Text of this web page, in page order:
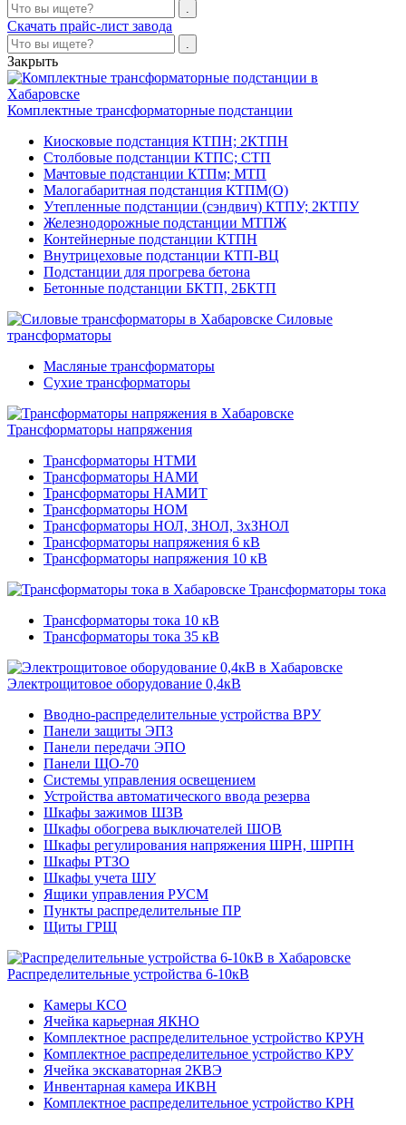
Скачать прайс-лист завода
Закрыть
Комплектные трансформаторные подстанции
Киосковые подстанция КТПН; 2КТПН
Столбовые подстанции КТПС; СТП
Мачтовые подстанции КТПм; МТП
Малогабаритная подстанция КТПМ(О)
Утепленные подстанции (сэндвич) КТПУ; 2КТПУ
Железнодорожные подстанции МТПЖ
Контейнерные подстанции КТПН
Внутрицеховые подстанции КТП-ВЦ
Подстанции для прогрева бетона
Бетонные подстанции БКТП, 2БКТП
Силовые
трансформаторы
Масляные трансформаторы
Сухие трансформаторы
Трансформаторы напряжения
Трансформаторы НТМИ
Трансформаторы НАМИ
Трансформаторы НАМИТ
Трансформаторы НОМ
Трансформаторы НОЛ, ЗНОЛ, 3хЗНОЛ
Трансформаторы напряжения 6 кВ
Трансформаторы напряжения 10 кВ
Трансформаторы тока
Трансформаторы тока 10 кВ
Трансформаторы тока 35 кВ
Электрощитовое оборудование 0,4кВ
Вводно-распределительные устройства ВРУ
Панели защиты ЭПЗ
Панели передачи ЭПО
Панели ЩО-70
Системы управления освещением
Устройства автоматического ввода резерва
Шкафы зажимов ШЗВ
Шкафы обогрева выключателей ШОВ
Шкафы регулирования напряжения ШРН, ШРПН
Шкафы РТЗО
Шкафы учета ШУ
Ящики управления РУСМ
Пункты распределительные ПР
Щиты ГРЩ
Распределительные устройства 6-10кВ
Камеры КСО
Ячейка карьерная ЯКНО
Комплектное распределительное устройство КРУН
Комплектное распределительное устройство КРУ
Ячейка экскаваторная 2КВЭ
Инвентарная камера ИКВН
Комплектное распределительное устройство КРН